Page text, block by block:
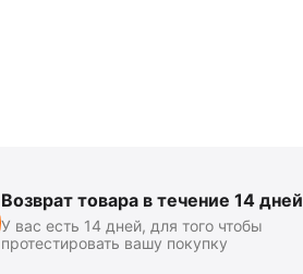
Возврат товара в течение 14 дней
У вас есть 14 дней, для того чтобы
протестировать вашу покупку